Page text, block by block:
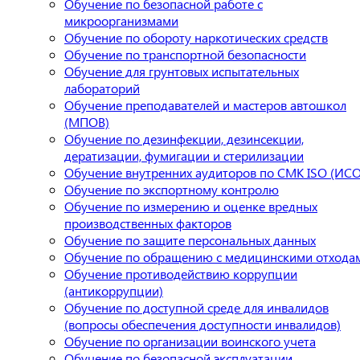
Обучение по безопасной работе с
микроорганизмами
Обучение по обороту наркотических средств
Обучение по транспортной безопасности
Обучение для грунтовых испытательных
лабораторий
Обучение преподавателей и мастеров автошкол
(МПОВ)
Обучение по дезинфекции, дезинсекции,
дератизации, фумигации и стерилизации
Обучение внутренних аудиторов по СМК ISO
Обучение по экспортному контролю
Обучение по измерению и оценке вредных
производственных факторов
Обучение по защите персональных данных
Обучение по обращению с медицинскими
Обучение противодействию коррупции
(антикоррупции)
Обучение по доступной среде для инвалидов
(вопросы обеспечения доступности инвалидов)
Обучение по организации воинского учета